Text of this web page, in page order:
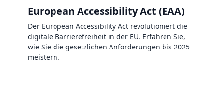
European Accessibility Act (EAA)
Der European Accessibility Act revolutioniert die
digitale Barrierefreiheit in der EU. Erfahren Sie,
wie Sie die gesetzlichen Anforderungen bis 2025
meistern.